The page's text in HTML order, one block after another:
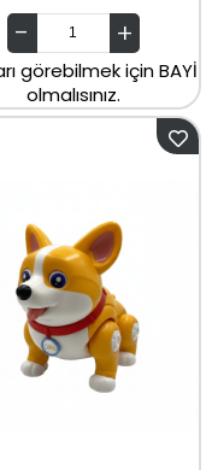
görebilmek için BAYİ
olmalısınız.